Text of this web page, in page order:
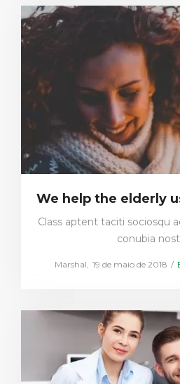
We help the elderly
Class aptent taciti sociosqu
conubia
Marshal Posted
19 de maio de 2018